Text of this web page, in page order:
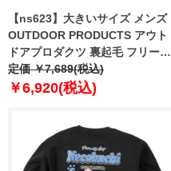
【ns623】大きいサイズ メンズ
OUTDOOR PRODUCTS アウト
ドアプロダクツ 裏起毛 フリース
フルジップ パーカー c6569e
定価 ￥7,689(税込)
￥6,920(税込)